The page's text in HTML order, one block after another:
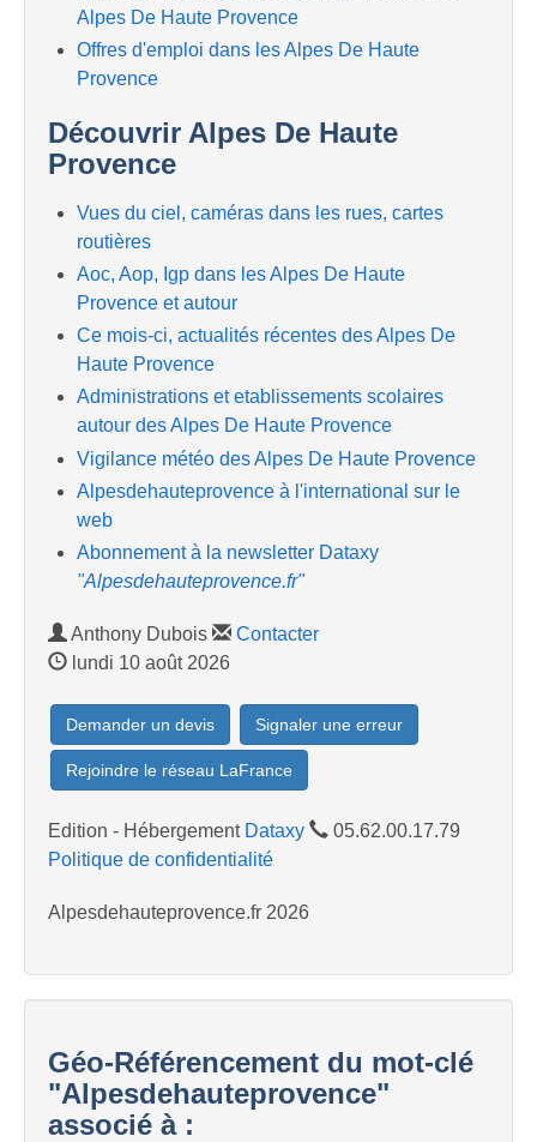
Alpes De Haute Provence
Offres d'emploi dans les Alpes De Haute
Provence
Découvrir Alpes De Haute
Provence
Vues du ciel, caméras dans les rues, cartes
routières
Aoc, Aop, Igp dans les Alpes De Haute
Provence et autour
Ce mois-ci, actualités récentes des Alpes De
Haute Provence
Administrations et etablissements scolaires
autour des Alpes De Haute Provence
Vigilance météo des Alpes De Haute Provence
Alpesdehauteprovence à l'international sur le
web
Abonnement à la newsletter Dataxy
"Alpesdehauteprovence.fr"
Anthony Dubois
Contacter
lundi 10 août 2026
Demander un devis Signaler une erreur
Rejoindre le réseau LaFrance
Edition - Hébergement Dataxy
05.62.00.17.79
Politique de confidentialité
Alpesdehauteprovence.fr 2026
Géo-Référencement du mot-clé
"Alpesdehauteprovence"
associé à :